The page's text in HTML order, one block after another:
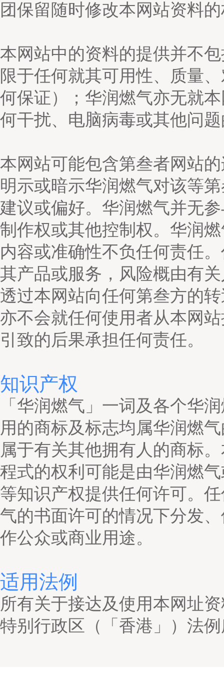
团保留随时修改本网站资料
本网站中的资料的提供并不
限于任何就其可用性、质量
何保证）；华润燃气亦无就
何干扰、电脑病毒或其他问
本网站可能包含第叁者网站
明示或暗示华润燃气对该等
建议或偏好。华润燃气并无
制作权或其他控制权。华润
内容或准确性不负任何责任
其产品或服务，风险概由有
透过本网站向任何第叁方的
亦不会就任何使用者从本网
引致的后果承担任何责任。
知识产权
「华润燃气」一词及各个华
用的商标及标志均属华润燃
属于有关其他拥有人的商标
程式的权利可能是由华润燃
等知识产权提供任何许可。
气的书面许可的情况下分发
作公众或商业用途。
适用法例
所有关于接达及使用本网址
特别行政区（「香港」）法